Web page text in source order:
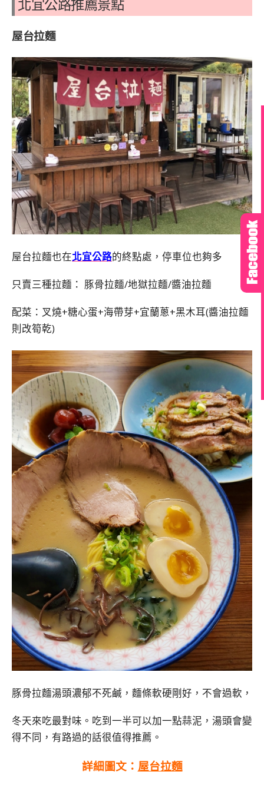
北宜公路推薦景點
屋台拉麵
屋台拉麵也在北宜公路的終點處，停車位也夠多
只賣三種拉麵： 豚骨拉麵/地獄拉麵/醬油拉麵
配菜：叉燒+糖心蛋+海帶芽+宜蘭蔥+黑木耳(醬油拉麵
則改筍乾)
豚骨拉麵湯頭濃郁不死鹹，麵條軟硬剛好，不會過軟，
冬天來吃最對味。吃到一半可以加一點蒜泥，湯頭會變
得不同，有路過的話很值得推薦。
詳細圖文： 屋台拉麵